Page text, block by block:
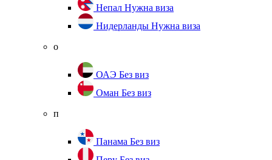
Непал Нужна виза
Нидерланды Нужна виза
о
ОАЭ Без виз
Оман Без виз
п
Панама Без виз